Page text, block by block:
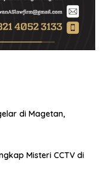
di Magetan,
Misteri CCTV di